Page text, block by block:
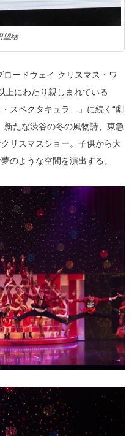
望結
ードウェイ クリスマス・ワ
上にわたり親しまれている
スペクタキュラ―」に続く“劇
新たな渋谷の冬の風物詩、東急
リスマスショー。子供から大
のような空間を演出する。